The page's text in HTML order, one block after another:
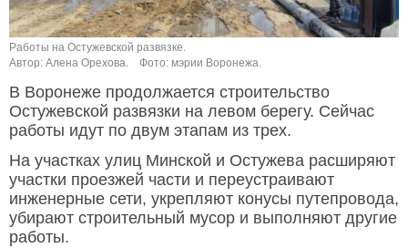
Работы на Остужевской развязке.
Автор: Алена Орехова.
Фото: мэрии Воронежа.
В Воронеже продолжается строительство
Остужевской развязки на левом берегу. Сейчас
работы идут по двум этапам из трех.
На участках улиц Минской и Остужева расширяют
участки проезжей части и переустраивают
инженерные сети, укрепляют конусы путепровода,
убирают строительный мусор и выполняют другие
работы.